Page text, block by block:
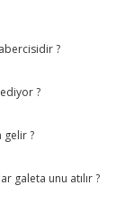
?
?
gelir ?
galeta unu atılır ?